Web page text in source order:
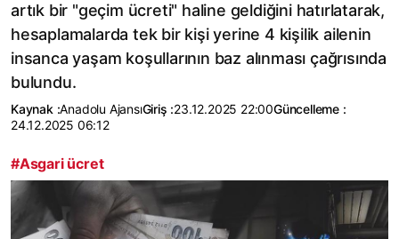
artık bir "geçim ücreti" haline geldiğini hatırlatarak,
hesaplamalarda tek bir kişi yerine 4 kişilik ailenin
insanca yaşam koşullarının baz alınması çağrısında
bulundu.
Kaynak :Anadolu AjansıGiriş :23.12.2025 22:00Güncelleme :
24.12.2025 06:12
#Asgari ücret